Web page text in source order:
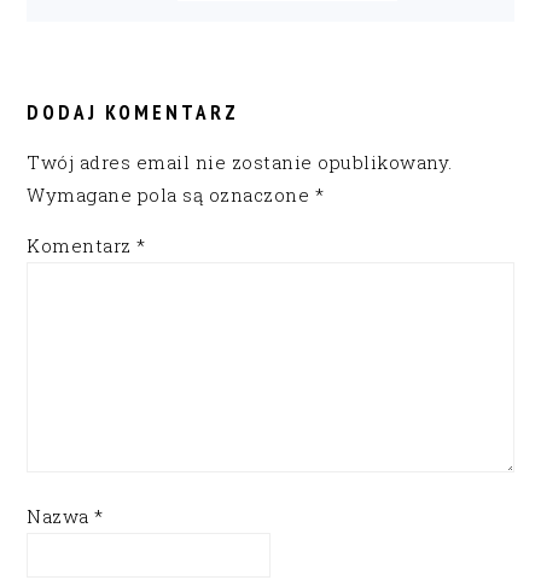
INTERACTIONS
DODAJ KOMENTARZ
Twój adres email nie zostanie opublikowany.
Wymagane pola są oznaczone *
Komentarz*
Nazwa*